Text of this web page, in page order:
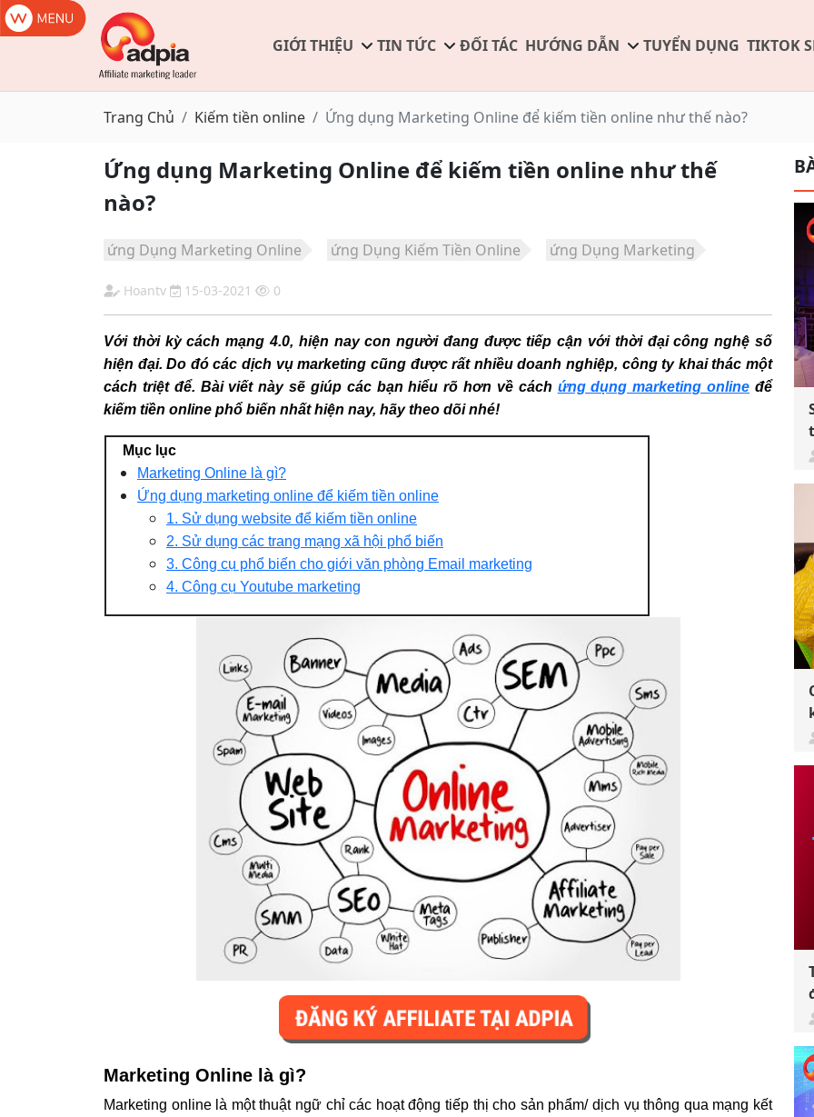
GIỚI THIỆU TIN TỨC ĐỐI TÁC HƯỚNG DẪN TUYỂN DỤNG TIKTOK
Trang Chủ Kiếm tiền online Ứng dụng Marketing Online để kiếm tiền online như thế nào?
Ứng dụng Marketing Online để kiếm tiền online như thế
nào?
ứng Dụng Marketing Online ứng Dụng Kiếm Tiền Online ứng Dụng Marketing
Hoantv 15-03-2021 0
Với thời kỳ cách mạng 4.0, hiện nay con người đang được tiếp cận với thời đại công nghệ số
hiện đại. Do đó các dịch vụ marketing cũng được rất nhiều doanh nghiệp, công ty khai thác một
cách triệt để. Bài viết này sẽ giúp các bạn hiểu rõ hơn về cách ứng dụng marketing online để
kiếm tiền online phổ biến nhất hiện nay, hãy theo dõi nhé!
Mục lục
Marketing Online là gì?
Ứng dụng marketing online để kiếm tiền online
1. Sử dụng website để kiếm tiền online
2. Sử dụng các trang mạng xã hội phổ biến
3. Công cụ phổ biến cho giới văn phòng Email marketing
4. Công cụ Youtube marketing
Marketing Online là gì?
Marketing online là một thuật ngữ chỉ các hoạt động tiếp thị cho sản phẩm/ dịch vụ thông qua mạng kết